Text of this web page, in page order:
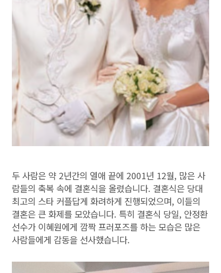
두 사람은 약 2년간의 열애 끝에 2001년 12월, 많은 사
람들의 축복 속에 결혼식을 올렸습니다. 결혼식은 당대
최고의 스타 커플답게 화려하게 진행되었으며, 이들의
결혼은 큰 화제를 모았습니다. 특히 결혼식 당일, 안정환
선수가 이혜원에게 깜짝 프러포즈를 하는 모습은 많은
사람들에게 감동을 선사했습니다.